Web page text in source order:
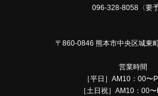
096-328-8058〈要予
〒860-0846 熊本市中央区城東
営業時間
［平日］AM10：00〜
［土日祝］AM10：00